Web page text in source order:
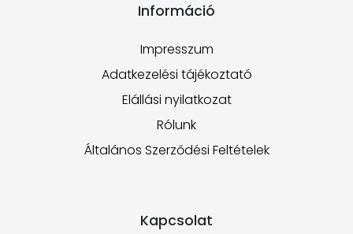
Információ
Impresszum
Adatkezelési tájékoztató
Elállási nyilatkozat
Rólunk
Általános Szerződési Feltételek
Kapcsolat